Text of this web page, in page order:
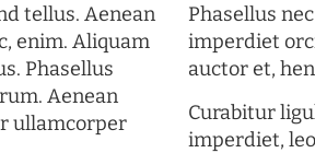
tellus. Aenean
enim. Aliquam
Phasellus
Aenean
ullamcorper
Phasellus
imperdiet
auctor et,
Curabitur
imperdiet,